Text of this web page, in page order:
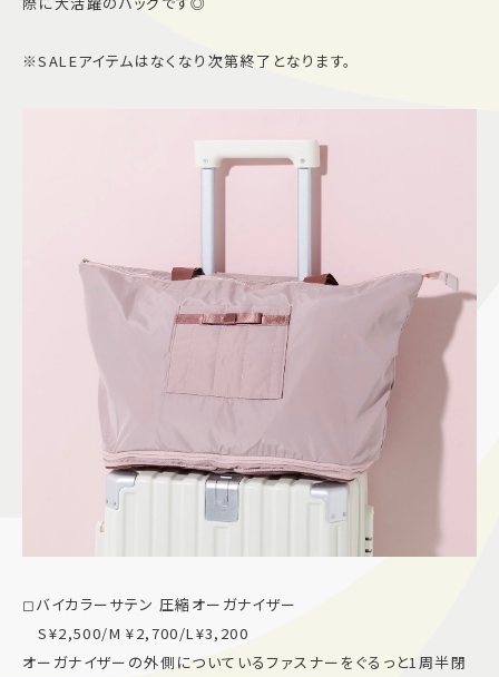
※SALEアイテムはなくなり次第終了となります。
◻︎バイカラーサテン 圧縮オーガナイザー
S¥2,500/M ¥2,700/L¥3,200
オーガナイザーの外側についているファスナーをぐるっと1周半閉